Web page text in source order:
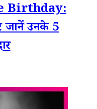
Birthday:
जानें उनके 5